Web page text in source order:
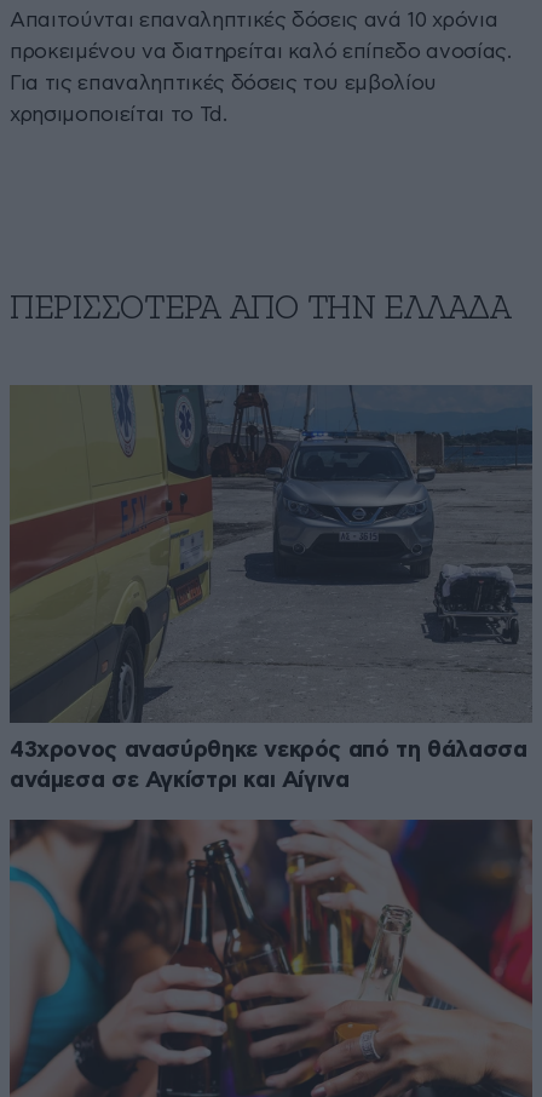
Απαιτούνται επαναληπτικές δόσεις ανά 10 χρόνια
προκειμένου να διατηρείται καλό επίπεδο ανοσίας.
Για τις επαναληπτικές δόσεις του εμβολίου
χρησιμοποιείται το Td.
ΠΕΡΙΣΣΟΤΕΡΑ ΑΠΟ ΤΗΝ ΕΛΛΑΔΑ
43χρονος ανασύρθηκε νεκρός από τη θάλασσα
ανάμεσα σε Αγκίστρι και Αίγινα